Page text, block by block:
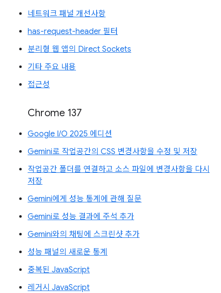
네트워크 패널 개선사항
has-request-header 필터
분리형 웹 앱의 Direct Sockets
기타 주요 내용
접근성
Chrome 137
Google I/O 2025 에디션
Gemini로 작업공간의 CSS 변경사항을 수정 및 저장
작업공간 폴더를 연결하고 소스 파일에 변경사항을 다시
저장
Gemini에게 성능 통계에 관해 질문
Gemini로 성능 결과에 주석 추가
Gemini와의 채팅에 스크린샷 추가
성능 패널의 새로운 통계
중복된 JavaScript
레거시 JavaScript